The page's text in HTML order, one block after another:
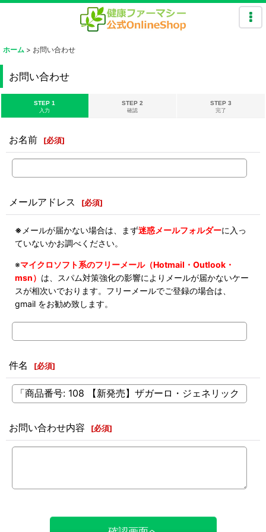
ホーム > お問い合わせ
お問い合わせ
STEP 1
入力
STEP 2
確認
STEP 3
完了
お名前 [必須]
メールアドレス [必須]
※ メールが届かない場合は、まず迷惑メールフォルダーに入っ
ていないかお調べください。
※マイクロソフト系のフリーメール（Hotmail・Outlook・
msn） は、スパム対策強化の影響によりメールが届かないケー
スが相次いでおります。フリーメールでご登録の場合は、
gmail をお勧め致します。
件名 [必須]
お問い合わせ内容 [必須]